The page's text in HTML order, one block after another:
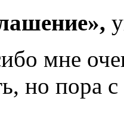
мне
но пора